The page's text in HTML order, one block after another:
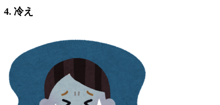
4. 冷え